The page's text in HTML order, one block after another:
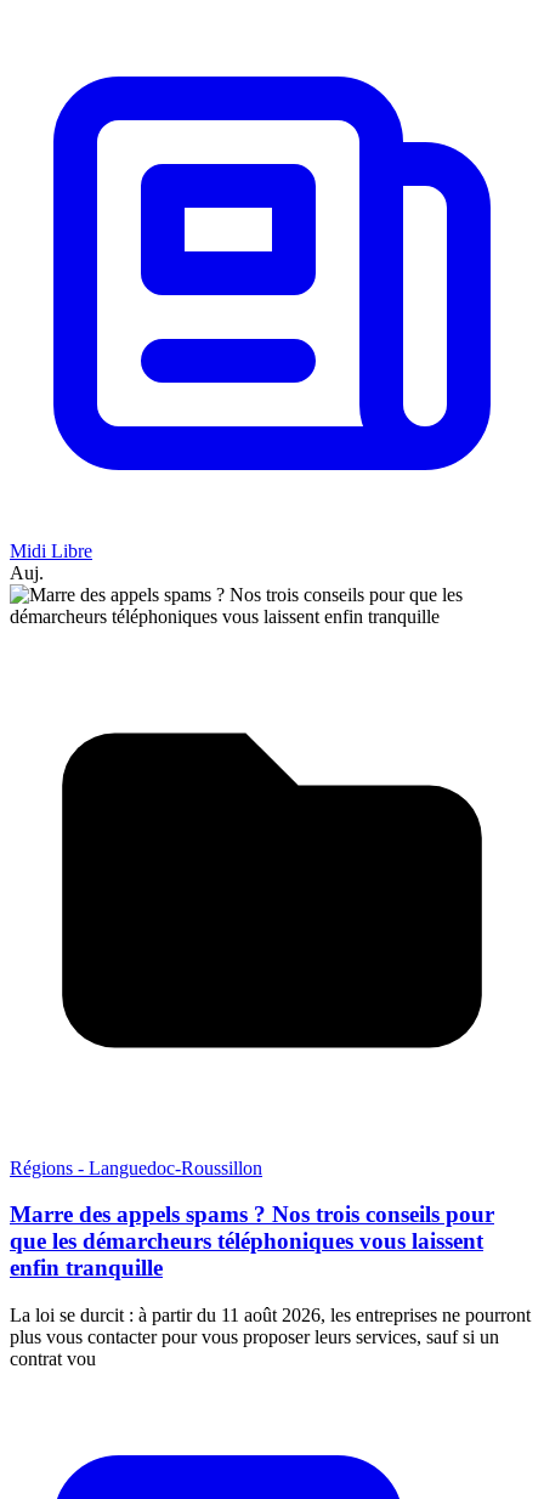
Midi Libre
Auj.
Régions - Languedoc-Roussillon
Marre des appels spams ? Nos trois conseils pour
que les démarcheurs téléphoniques vous laissent
enfin tranquille
La loi se durcit : à partir du 11 août 2026, les entreprises ne pourront
plus vous contacter pour vous proposer leurs services, sauf si un
contrat vou